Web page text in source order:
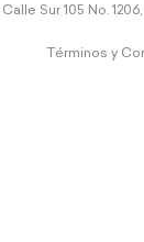
Sur 105 No.
Términos y